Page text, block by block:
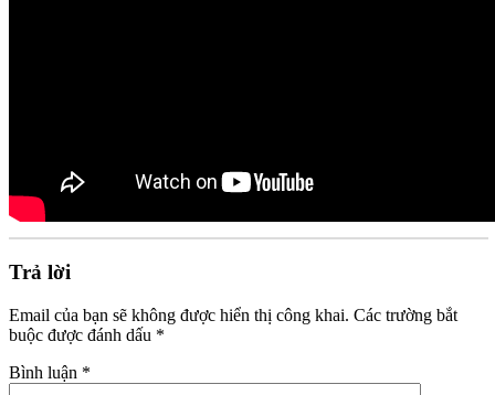
Trả lời
Email của bạn sẽ không được hiển thị công khai. Các trường bắt
buộc được đánh dấu *
Bình luận *